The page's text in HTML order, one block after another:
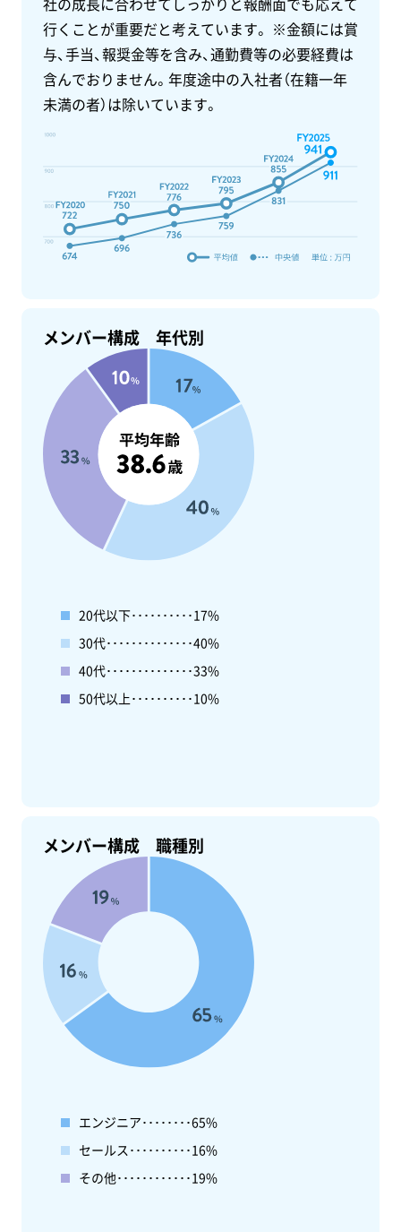
行くことが重要だと考えています。 ※金額には賞
与、手当、報奨金等を含み、通勤費等の必要経費は
含んでおりません。年度途中の入社者（在籍一年
未満の者）は除いています。
メンバー構成 年代別
20代以下･･････････17%
30代･･････････････40%
40代･･････････････33%
50代以上･･････････10%
メンバー構成 職種別
エンジニア････････65%
セールス･･････････16%
その他････････････19%